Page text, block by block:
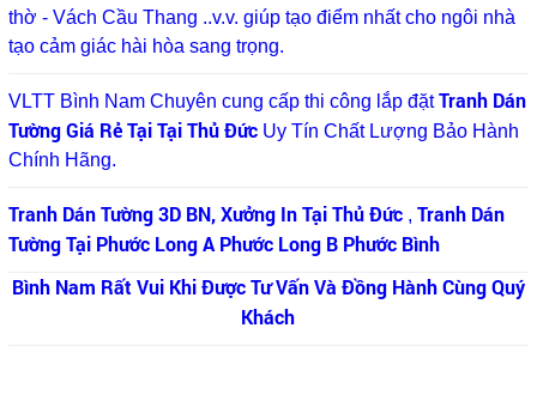
thờ - Vách Cầu Thang ..v.v. giúp tạo điểm nhất cho ngôi nhà
tạo cảm giác hài hòa sang trọng.
VLTT Bình Nam Chuyên cung cấp thi công lắp đặtTranh Dán
Tường Giá Rẻ Tại Tại Thủ ĐứcUy Tín Chất Lượng Bảo Hành
Chính Hãng.
Tranh Dán Tường 3D BN, Xưởng In Tại Thủ Đức, Tranh Dán
Tường Tại Phước Long A Phước Long B Phước Bình
Bình Nam Rất Vui Khi Được Tư Vấn Và Đồng Hành Cùng Quý
Khách